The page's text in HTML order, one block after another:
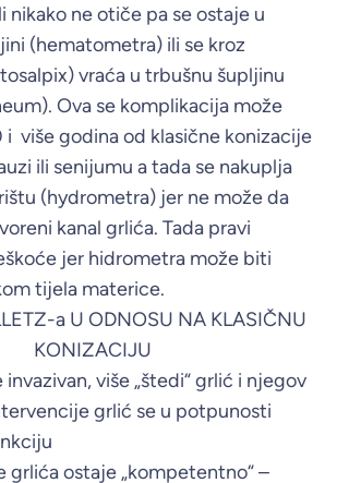
nikako ne otiče pa se ostaje u
(hematometra) ili se kroz
vraća u trbušnu šupljinu
Ova se komplikacija može
i više godina od klasične konizacije
ili senijumu a tada se nakuplja
(hydrometra) jer ne može da
kanal grlića. Tada pravi
jer hidrometra može biti
tijela materice.
a U ODNOSU NA KLASIČNU
KONIZACIJU
više „štedi“ grlić i njegov
grlić se u potpunosti
grlića ostaje „kompetentno“ –